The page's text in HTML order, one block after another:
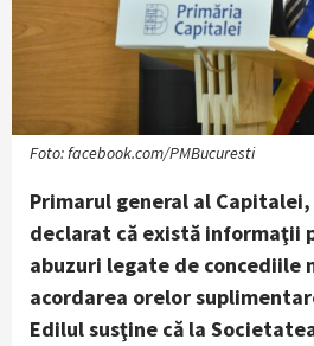
Foto: facebook.com/PMBucuresti
Primarul general al
declarat că există informaţii
abuzuri legate de concediile
acordarea orelor
Edilul susţine că la